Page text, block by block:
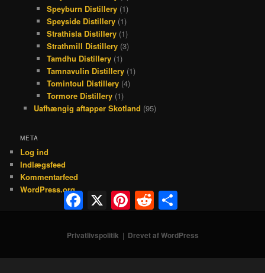
Speyburn Distillery (1)
Speyside Distillery (1)
Strathisla Distillery (1)
Strathmill Distillery (3)
Tamdhu Distillery (1)
Tamnavulin Distillery (1)
Tomintoul Distillery (4)
Tormore Distillery (1)
Uafhængig aftapper Skotland (95)
META
Log ind
Indlægsfeed
Kommentarfeed
WordPress.org
Privatlivspolitik Drevet af WordPress
Facebook
X PinterestReddit